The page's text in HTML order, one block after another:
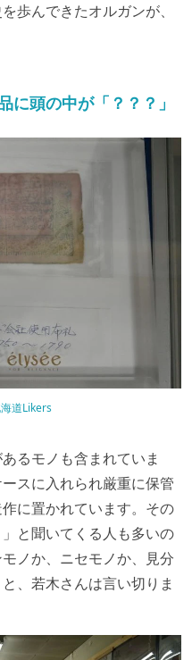
歩んできたオルガンが、
に頭の中が「？？？」
道Likers
るモノも含まれていま
スに入れられ厳重に保管
に置かれています。その
と聞いてくる人も多いの
ノか、ニセモノか、見分
、若木さんは言い切りま